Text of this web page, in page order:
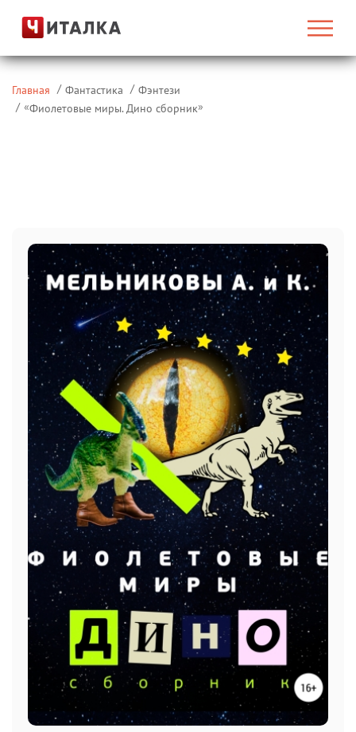
Главная Фантастика
Фэнтези
«Фиолетовые миры. Дино сборник»